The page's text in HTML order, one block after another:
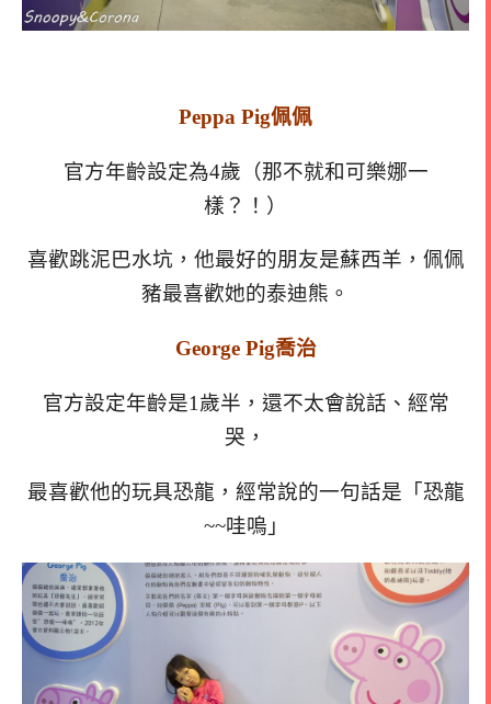
Peppa Pig佩佩
官方年齡設定為4歲（那不就和可樂娜一
樣？！）
喜歡跳泥巴水坑，他最好的朋友是蘇西羊，佩佩
豬最喜歡她的泰迪熊。
George Pig喬治
官方設定年齡是1歲半，還不太會說話、經常
哭，
最喜歡他的玩具恐龍， 經常說的一句話是「恐龍
~~哇嗚」